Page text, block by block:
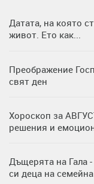
Датата, на която
живот. Ето как...
Преображение
свят ден
Хороскоп за
решения и
Дъщерята на Гала
си деца на